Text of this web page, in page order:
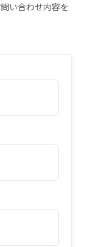
い合わせ内容を